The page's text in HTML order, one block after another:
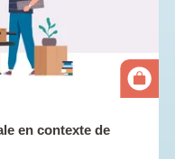
en contexte de